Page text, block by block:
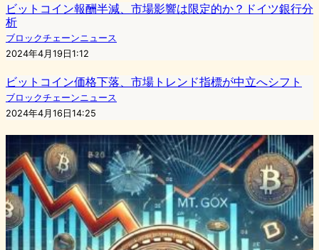
ビットコイン報酬半減、市場影響は限定的か？ドイツ銀行分
析
ブロックチェーンニュース
2024年4月19日1:12
ビットコイン価格下落、市場トレンド指標が中立へシフト
ブロックチェーンニュース
2024年4月16日14:25